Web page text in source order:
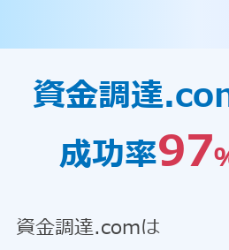
資金調達
成功率97
資金調達.comは